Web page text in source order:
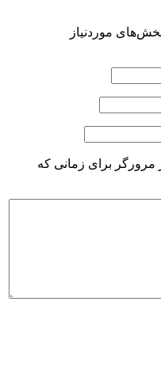
موردنیاز
مرورگر برای زمانی که